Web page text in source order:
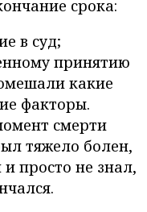
срока:
в суд;
принятию
какие
факторы.
смерти
тяжело болен,
просто не знал,